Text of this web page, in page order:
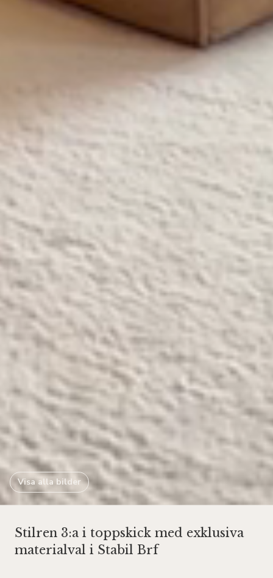
Visa alla bilder
Stilren 3:a i toppskick med exklusiva
materialval i Stabil Brf